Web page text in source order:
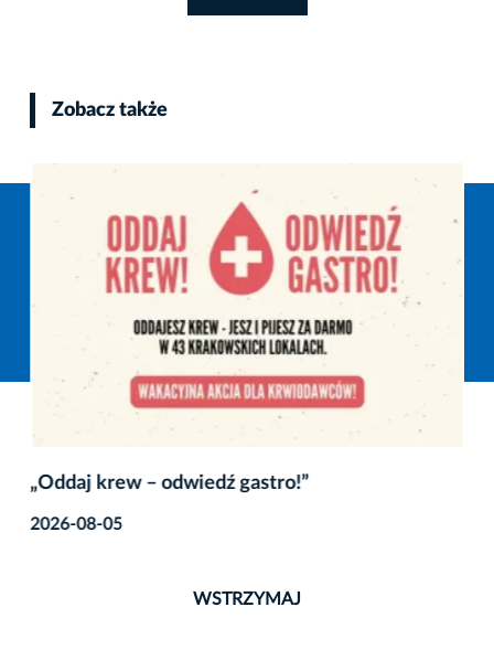
Zobacz także
„Oddaj krew – odwiedź gastro!”
2026-08-05
WSTRZYMAJ